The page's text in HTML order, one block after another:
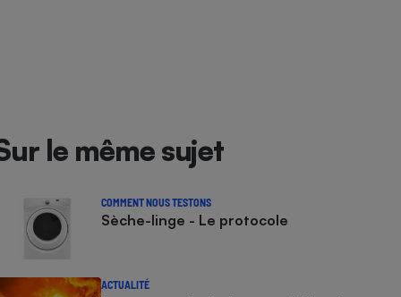
le même sujet
COMMENT NOUS TESTONS
Sèche-linge - Le protocole
ACTUALITÉ